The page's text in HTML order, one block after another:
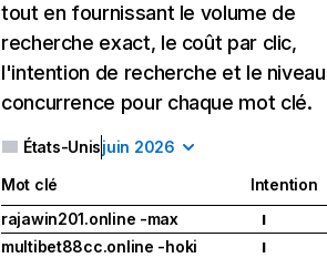
tout en fournissant le volume de
recherche exact, le coût par clic,
l'intention de recherche et le
concurrence pour chaque mot clé.
États-Unisjuin 2026
Mot clé
Intention
rajawin201.online -max
I
multibet88cc.online -hoki I